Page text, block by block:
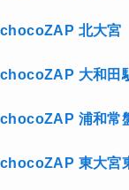
chocoZAP 北大宮
chocoZAP 大和田
chocoZAP 浦和常
chocoZAP 東大宮